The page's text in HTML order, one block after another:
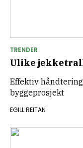
Ulike
Effektiv
byggeprosjekt
TRENDER
EGILL REITAN